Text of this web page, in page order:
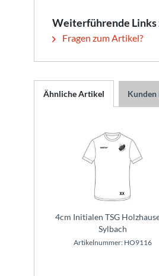
Weiterführende Links
Fragen zum Artikel?
Ähnliche Artikel Kunden
4cm Initialen TSG
Sylbach
Artikelnummer: HO9116